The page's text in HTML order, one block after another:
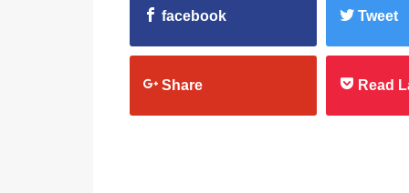
facebook Tweet
Share Read